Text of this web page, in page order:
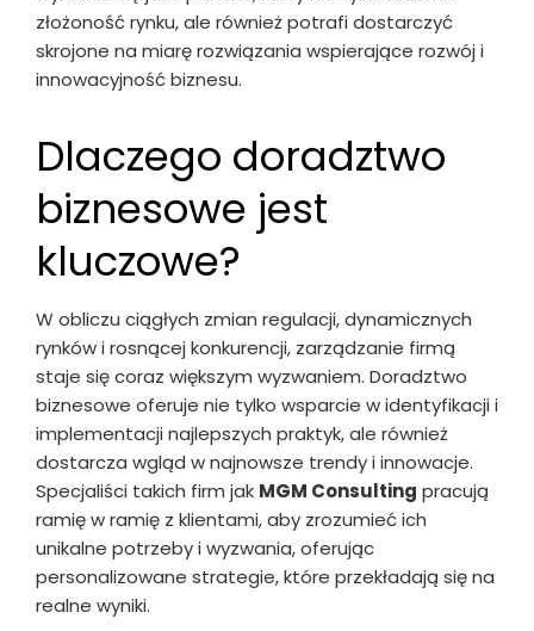
złożoność rynku, ale również potrafi dostarczyć
skrojone na miarę rozwiązania wspierające rozwój i
innowacyjność biznesu.
Dlaczego doradztwo
biznesowe jest
kluczowe?
W obliczu ciągłych zmian regulacji, dynamicznych
rynków i rosnącej konkurencji, zarządzanie firmą
staje się coraz większym wyzwaniem. Doradztwo
biznesowe oferuje nie tylko wsparcie w identyfikacji i
implementacji najlepszych praktyk, ale również
dostarcza wgląd w najnowsze trendy i innowacje.
Specjaliści takich firm jak MGM Consulting pracują
ramię w ramię z klientami, aby zrozumieć ich
unikalne potrzeby i wyzwania, oferując
personalizowane strategie, które przekładają się na
realne wyniki.